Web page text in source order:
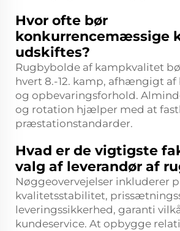
Hvor ofte bør
konkurrencemæssige
udskiftes?
Rugbybolde af kampkvalitet
hvert 8.-12. kamp, afhængigt
og opbevaringsforhold.
og rotation hjælper med at
præstationstandarder.
Hvad er de vigtigste
valg af leverandør af
Nøggeovervejelser inkluderer
kvalitetsstabilitet,
leveringssikkerhed, garanti
kundeservice. At opbygge